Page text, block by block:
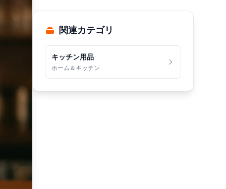
関連カテゴリ
キッチン用品
ホーム＆キッチン